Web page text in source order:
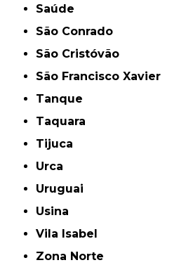
Saúde
São Conrado
São Cristóvão
São Francisco Xavier
Tanque
Taquara
Tijuca
Urca
Uruguai
Usina
Vila Isabel
Zona Norte